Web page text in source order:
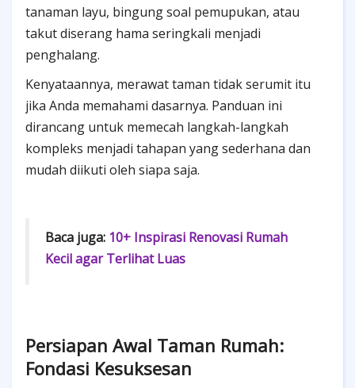
tanaman layu, bingung soal pemupukan, atau
takut diserang hama seringkali menjadi
penghalang.
Kenyataannya, merawat taman tidak serumit itu
jika Anda memahami dasarnya. Panduan ini
dirancang untuk memecah langkah-langkah
kompleks menjadi tahapan yang sederhana dan
mudah diikuti oleh siapa saja.
Baca juga: 10+ Inspirasi Renovasi Rumah
Kecil agar Terlihat Luas
Persiapan Awal Taman Rumah:
Fondasi Kesuksesan